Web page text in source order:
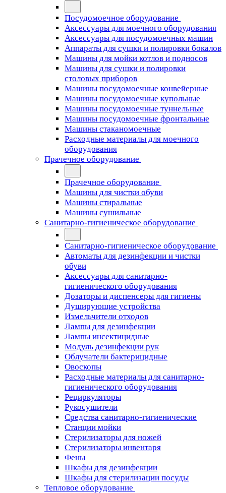
Посудомоечное оборудование
Аксессуары для моечного оборудования
Аксессуары для посудомоечных машин
Аппараты для сушки и полировки бокалов
Машины для мойки котлов и подносов
Машины для сушки и полировки
столовых приборов
Машины посудомоечные конвейерные
Машины посудомоечные купольные
Машины посудомоечные туннельные
Машины посудомоечные фронтальные
Машины стаканомоечные
Расходные материалы для моечного
оборудования
Прачечное оборудование
Прачечное оборудование
Машины для чистки обуви
Машины стиральные
Машины сушильные
Санитарно-гигиеническое оборудование
Санитарно-гигиеническое оборудование
Автоматы для дезинфекции и чистки
обуви
Аксессуары для санитарно-
гигиенического оборудования
Дозаторы и диспенсеры для гигиены
Душирующие устройства
Измельчители отходов
Лампы для дезинфекции
Лампы инсектицидные
Модуль дезинфекции рук
Облучатели бактерицидные
Овоскопы
Расходные материалы для санитарно-
гигиенического оборудования
Рециркуляторы
Рукосушители
Средства санитарно-гигиенические
Станции мойки
Стерилизаторы для ножей
Стерилизаторы инвентаря
Фены
Шкафы для дезинфекции
Шкафы для стерилизации посуды
Тепловое оборудование